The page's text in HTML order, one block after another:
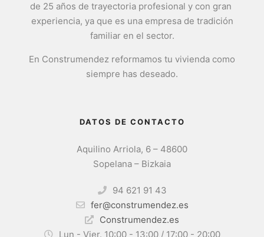
de 25 años de trayectoria profesional y con gran
experiencia, ya que es una empresa de tradición
familiar en el sector.
En Construmendez reformamos tu vivienda como
siempre has deseado.
DATOS DE CONTACTO
Aquilino Arriola, 6 – 48600
Sopelana – Bizkaia
94 621 91 43
fer@construmendez.es
Construmendez.es
Lun - Vier. 10:00 - 13:00 / 17:00 - 20:00